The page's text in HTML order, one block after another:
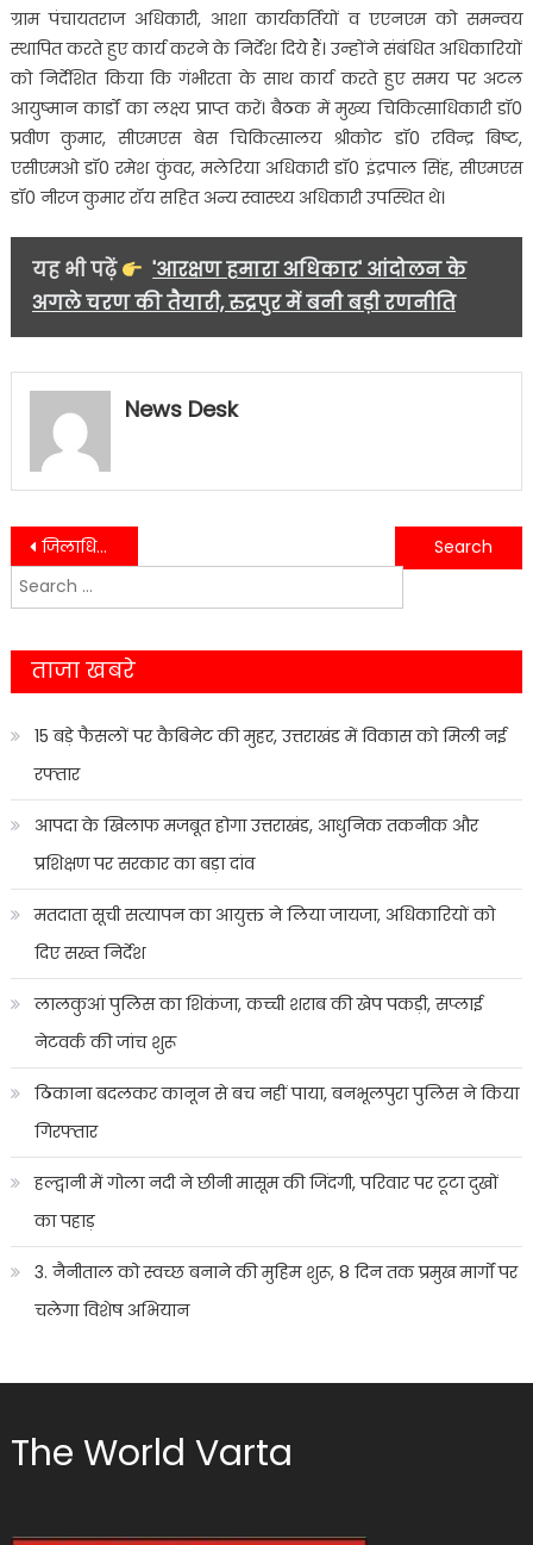
ग्राम पंचायतराज अधिकारी, आशा कार्यकर्तियों व एएनएम को समन्वय
स्थापित करते हुए कार्य करने के निर्देश दिये हैं। उन्होंने संबंधित अधिकारियों
को निर्देशित किया कि गंभीरता के साथ कार्य करते हुए समय पर अटल
आयुष्मान कार्डों का लक्ष्य प्राप्त करें। बैठक में मुख्य चिकित्साधिकारी डॉ0
प्रवीण कुमार, सीएमएस बेस चिकित्सालय श्रीकोट डॉ0 रविन्द्र बिष्ट,
एसीएमओ डॉ0 रमेश कुंवर, मलेरिया अधिकारी डॉ0 इंद्रपाल सिंह, सीएमएस
डॉ0 नीरज कुमार रॉय सहित अन्य स्वास्थ्य अधिकारी उपस्थित थे।
यह भी पढ़ें
'आरक्षण हमारा अधिकार' आंदोलन के
अगले चरण की तैयारी, रुद्रपुर में बनी बड़ी रणनीति
News Desk
Post
navigation
जिलाधिकारी ने डेंगू रोकथाम के संबंधित अधिकारियों को दिये आवश्यक दिशा-निर्देश……
छात्र-छात्राओं को अपने परिजनों व दोस्तों को यातायात नियमों की जानकारी साझा करने के लिए किया गया प्रेरित……
Search
for:
ताजा खबरे
15 बड़े फैसलों पर कैबिनेट की मुहर, उत्तराखंड में विकास को मिली नई
रफ्तार
आपदा के खिलाफ मजबूत होगा उत्तराखंड, आधुनिक तकनीक और
प्रशिक्षण पर सरकार का बड़ा दांव
मतदाता सूची सत्यापन का आयुक्त ने लिया जायजा, अधिकारियों को
दिए सख्त निर्देश
लालकुआं पुलिस का शिकंजा, कच्ची शराब की खेप पकड़ी, सप्लाई
नेटवर्क की जांच शुरू
ठिकाना बदलकर कानून से बच नहीं पाया, बनभूलपुरा पुलिस ने किया
गिरफ्तार
हल्द्वानी में गोला नदी ने छीनी मासूम की जिंदगी, परिवार पर टूटा दुखों
का पहाड़
3. नैनीताल को स्वच्छ बनाने की मुहिम शुरू, 8 दिन तक प्रमुख मार्गों पर
चलेगा विशेष अभियान
The World Varta